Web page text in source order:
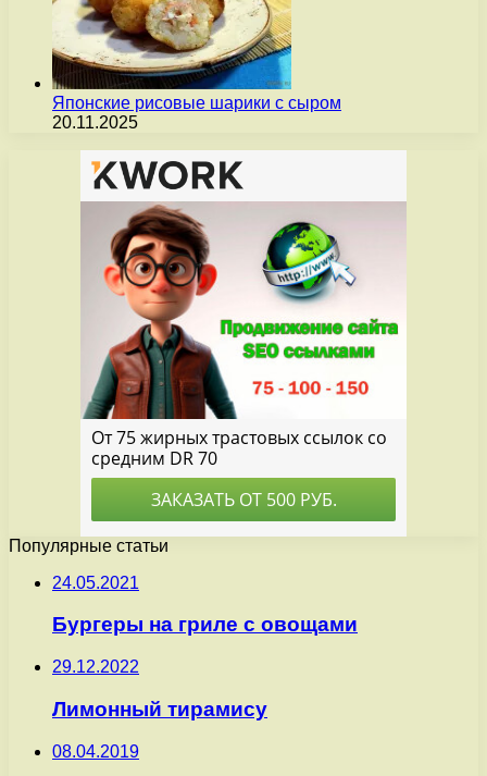
Японские рисовые шарики с сыром
20.11.2025
Популярные статьи
24.05.2021
Бургеры на гриле с овощами
29.12.2022
Лимонный тирамису
08.04.2019